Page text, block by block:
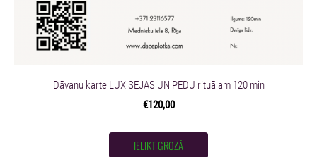
Dāvanu karte LUX SEJAS UN PĒDU rituālam 120 min
€120,00
IELIKT GROZĀ